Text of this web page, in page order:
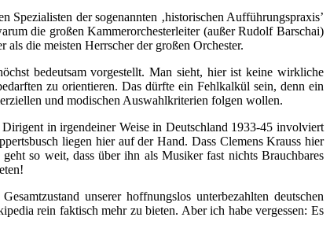
der sogenannten ‚historischen Aufführungspraxis’
die großen Kammerorchesterleiter (außer Rudolf Barschai)
die meisten Herrscher der großen Orchester.
bedeutsam vorgestellt. Man sieht, hier ist keine wirkliche
zu orientieren. Das dürfte ein Fehlkalkül sein, denn ein
und modischen Auswahlkriterien folgen wollen.
in irgendeiner Weise in Deutschland 1933-45 involviert
liegen hier auf der Hand. Dass Clemens Krauss hier
so weit, dass über ihn als Musiker fast nichts Brauchbares
unserer hoffnungslos unterbezahlten deutschen
rein faktisch mehr zu bieten. Aber ich habe vergessen: Es